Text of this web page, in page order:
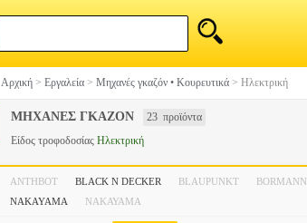
Αρχική > Εργαλεία > Μηχανές γκαζόν • Κουρευτικά > Ηλεκτρική
ΜΗΧΑΝΕΣ ΓΚΑΖΟΝ 23 προϊόντα
Είδος τροφοδοσίας Ηλεκτρική
ANTHBOT BLACK N DECKER BLAUPUNKT BORMANN
NAKAYAMA
ΝΑΚΑΥΑΜΑ